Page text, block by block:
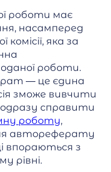
роботи має
насамперед
яка за
роботи.
— це єдина
зможе вивчити
справити
роботу,
автореферату
впораються з
рівні.